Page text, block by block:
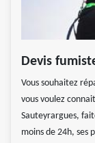
Devis
Vous souhaitez
vous voulez
Sauteyrargues,
moins de 24h, ses